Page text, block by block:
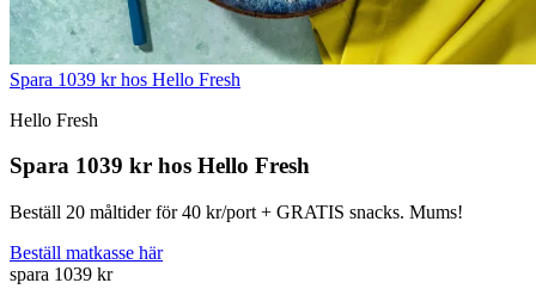
Spara 1039 kr hos Hello Fresh
Hello Fresh
Spara 1039 kr hos Hello Fresh
Beställ 20 måltider för 40 kr/port + GRATIS snacks. Mums!
Beställ matkasse här
spara 1039 kr